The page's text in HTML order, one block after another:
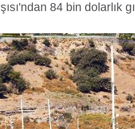
84 bin dolarlık